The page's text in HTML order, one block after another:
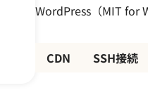
WordPress（MIT for
CDN SSH接続